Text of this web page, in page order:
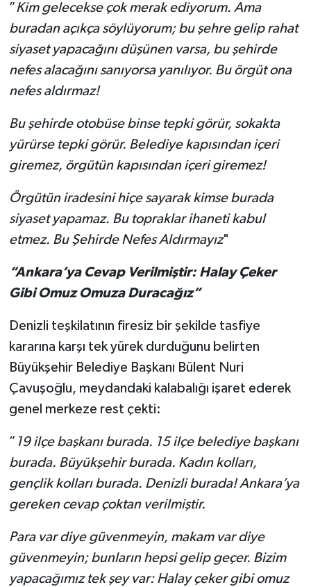
”Kim gelecekse çok merak ediyorum. Ama
buradan açıkça söylüyorum; bu şehre gelip rahat
siyaset yapacağını düşünen varsa, bu şehirde
nefes alacağını sanıyorsa yanılıyor. Bu örgüt ona
nefes aldırmaz!
Bu şehirde otobüse binse tepki görür, sokakta
yürürse tepki görür. Belediye kapısından içeri
giremez, örgütün kapısından içeri giremez!
Örgütün iradesini hiçe sayarak kimse burada
siyaset yapamaz. Bu topraklar ihaneti kabul
etmez. Bu Şehirde Nefes Aldırmayız"
“Ankara’ya Cevap Verilmiştir: Halay Çeker
Gibi Omuz Omuza Duracağız”
Denizli teşkilatının firesiz bir şekilde tasfiye
kararına karşı tek yürek durduğunu belirten
Büyükşehir Belediye Başkanı Bülent Nuri
Çavuşoğlu, meydandaki kalabalığı işaret ederek
genel merkeze rest çekti:
” 19 ilçe başkanı burada. 15 ilçe belediye başkanı
burada. Büyükşehir burada. Kadın kolları,
gençlik kolları burada. Denizli burada! Ankara’ya
gereken cevap çoktan verilmiştir.
Para var diye güvenmeyin, makam var diye
güvenmeyin; bunların hepsi gelip geçer. Bizim
yapacağımız tek şey var: Halay çeker gibi omuz